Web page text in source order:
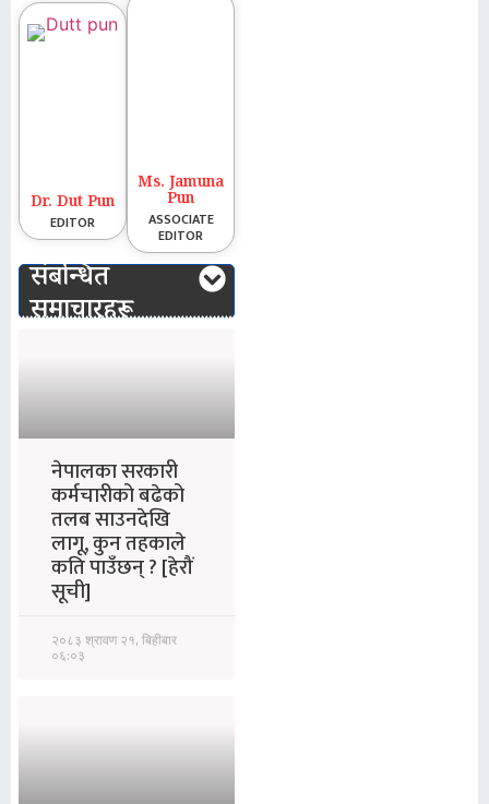
Dr. Dut Pun
EDITOR
Ms. Jamuna
Pun
ASSOCIATE
EDITOR
संबन्धित
समाचारहरू
नेपालका सरकारी
कर्मचारीको बढेको
तलब साउनदेखि
लागू, कुन तहकाले
कति पाउँछन् ? [हेरौं
सूची]
२०८३ श्रावण २१, बिहीबार
०६:०३